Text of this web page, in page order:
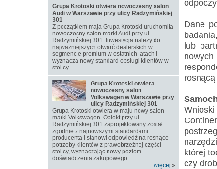
Dane
lub
której
czy
Grupa Krotoski otwiera nowoczesny salon
Audi w Warszawie przy ulicy Radzymińskiej
301
Z początkiem maja Grupa Krotoski uruchomiła
nowoczesny salon marki Audi przy ul.
Radzymińskiej 301. Inwestycja należy do
najważniejszych otwarć dealerskich w
segmencie premium w ostatnich latach i
wyznacza nowy standard obsługi klientów w
stolicy.
Grupa Krotoski otwiera
nowoczesny salon
Volkswagen w Warszawie przy
ulicy Radzymińskiej 301
Grupa Krotoski otwiera w maju nowy salon
marki Volkswagen. Obiekt przy ul.
Radzymińskiej 301 zaprojektowany został
zgodnie z najnowszymi standardami
producenta i stanowi odpowiedź na rosnące
potrzeby klientów z prawobrzeżnej części
stolicy, wyznaczając nowy poziom
doświadczenia zakupowego.
więcej »